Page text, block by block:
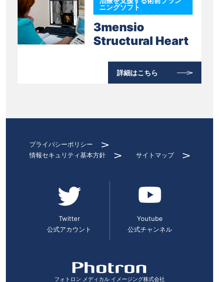
ニングソフト
3mensio
Structural Heart
詳細はこちら
プライバシーポリシー
情報セキュリティ基本方針
サイトマップ
Twitter
公式アカウント
Youtube
公式チャンネル
フォトロン メディカル イメージング株式会社